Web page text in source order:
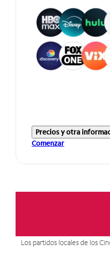
Precios y otra
Comenzar
Los partidos locales de los